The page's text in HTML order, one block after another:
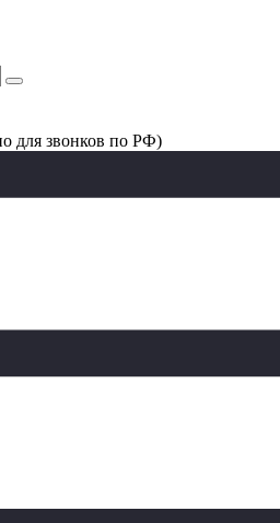
для звонков по РФ)